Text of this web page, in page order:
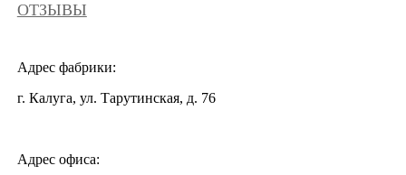
ОТЗЫВЫ
Адрес фабрики:
г. Калуга, ул. Тарутинская, д. 76
Адрес офиса: